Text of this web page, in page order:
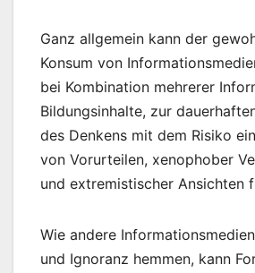
Ganz allgemein kann der
Konsum von
bei Kombination mehrerer
Bildungsinhalte, zur
des Denkens mit dem Risiko
von Vorurteilen, xenophober
und extremistischer Ansichten
Wie andere
und Ignoranz hemmen, kann